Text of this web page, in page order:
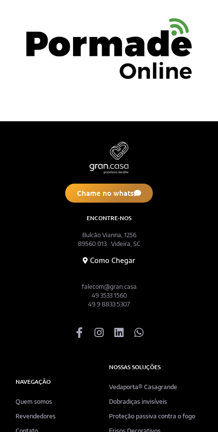
Chame no whats
ENCONTRE-NOS
Bulcão Vianna, 1256
89560 013 · Videira, SC
Como Chegar
falecom@gran.casa
49 3533 1560
49 9 8833 5307
NAVEGAÇÃO
Quem somos
Revendedores
NOSSAS SOLUÇÕES
Vedaporta® Casagrande
Dobradiças invisíveis
Proteção passiva contra o fogo